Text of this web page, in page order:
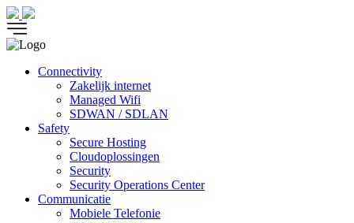
Skip
to
content
Connectivity
Zakelijk internet
Managed Wifi
SDWAN / SDLAN
Safety
Secure Hosting
Cloudoplossingen
Security
Security Operations Center
Communicatie
Mobiele Telefonie